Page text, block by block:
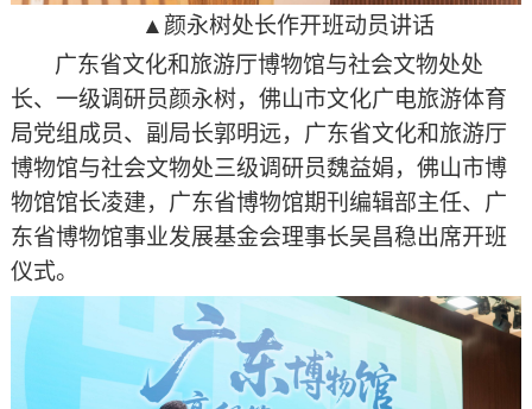
▲颜永树处长作开班动员讲话
广东省文化和旅游厅博物馆与社会文物处处
长、一级调研员颜永树，佛山市文化广电旅游体育
局党组成员、副局长郭明远，广东省文化和旅游厅
博物馆与社会文物处三级调研员魏益娟，佛山市博
物馆馆长凌建，广东省博物馆期刊编辑部主任、广
东省博物馆事业发展基金会理事长吴昌稳出席开班
仪式。